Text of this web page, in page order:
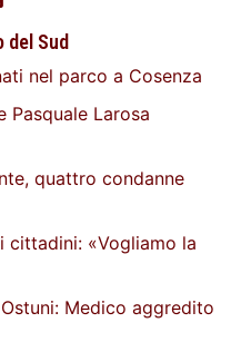
del Sud
nel parco a Cosenza
Larosa
quattro condanne
cittadini: «Vogliamo la
Medico aggredito